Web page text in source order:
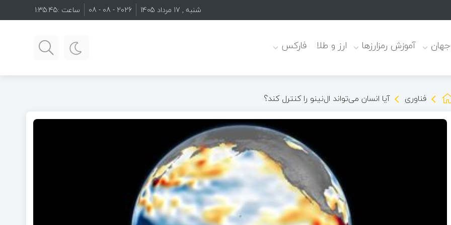
شنبه , 17 مرداد 1405 2026 - 08 - 08 ساعت :1:35:46
جهان آموزش رمزارزها ارز و طلا فارکس
فناوری آیا انسان می‌تواند ال‌نینو را کنترل کند؟